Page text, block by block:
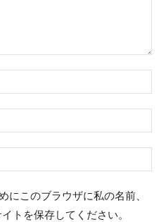
前
メ
ル
ェ
にこのブラウザに私の名前、
トを保存してください。